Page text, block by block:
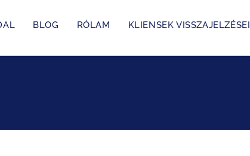
BLOG RÓLAM KLIENSEK VISSZAJELZÉSEI